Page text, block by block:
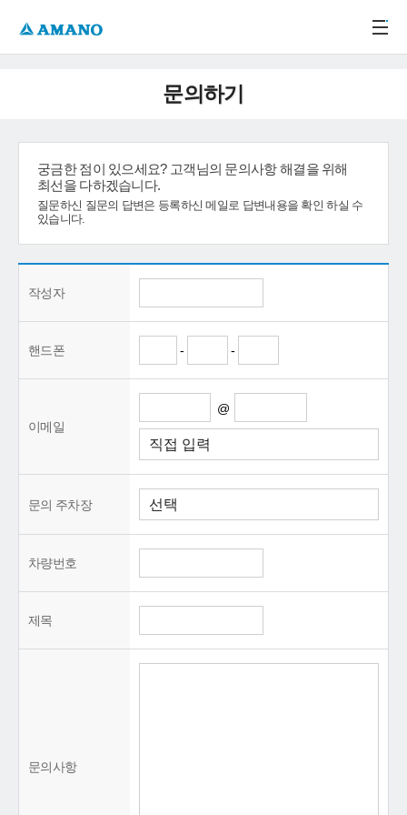
문의하기
궁금한 점이 있으세요? 고객님의 문의사항 해결을 위해
최선을 다하겠습니다.
질문하신 질문의 답변은 등록하신 메일로 답변내용을 확인 하실 수
있습니다.
작성자
핸드폰 - -
이메일
@
문의 주차장
차량번호
제목
문의사항